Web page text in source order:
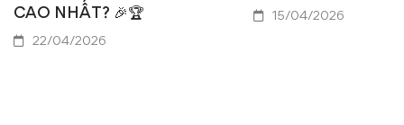
CAO NHẤT? 🎉🏆
22/04/2026
15/04/2026